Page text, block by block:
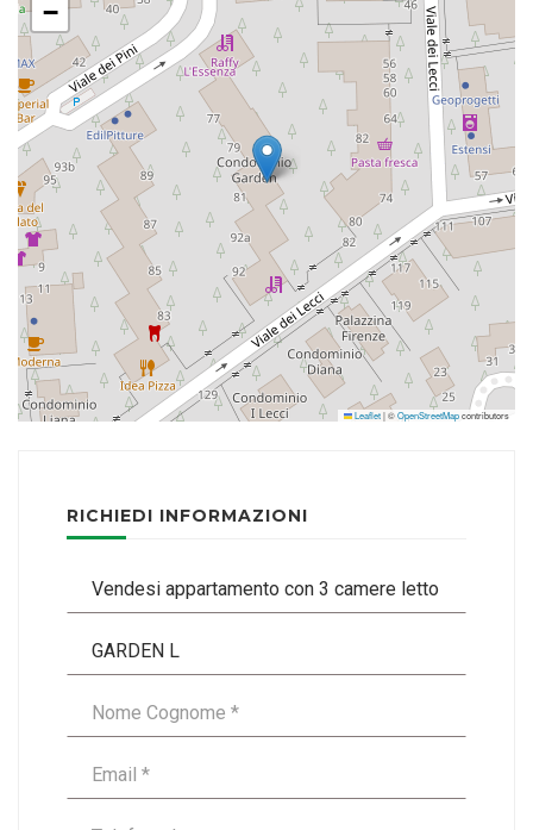
−
Leaflet|©OpenStreetMapcontributors
RICHIEDI INFORMAZIONI